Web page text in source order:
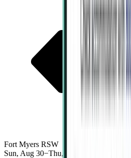
Fort Myers RSW
Sun, Aug 30−Thu, Sep 3